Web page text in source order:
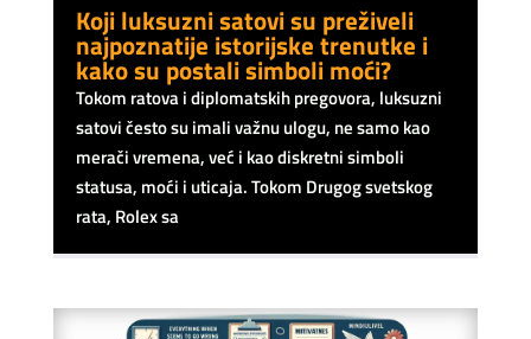
Koji luksuzni satovi su preživeli
najpoznatije istorijske trenutke i
kako su postali simboli moći?
Tokom ratova i diplomatskih pregovora, luksuzni
satovi često su imali važnu ulogu, ne samo kao
merači vremena, već i kao diskretni simboli
statusa, moći i uticaja. Tokom Drugog svetskog
rata, Rolex sa